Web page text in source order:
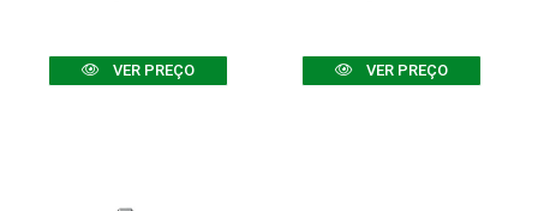
VER PREÇO VER PREÇO